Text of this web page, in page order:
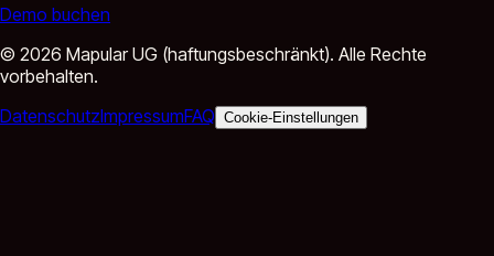
Demo buchen
© 2026 Mapular UG (haftungsbeschränkt). Alle Rechte
vorbehalten.
DatenschutzImpressumFAQ Cookie-Einstellungen